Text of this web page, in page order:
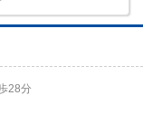
28分